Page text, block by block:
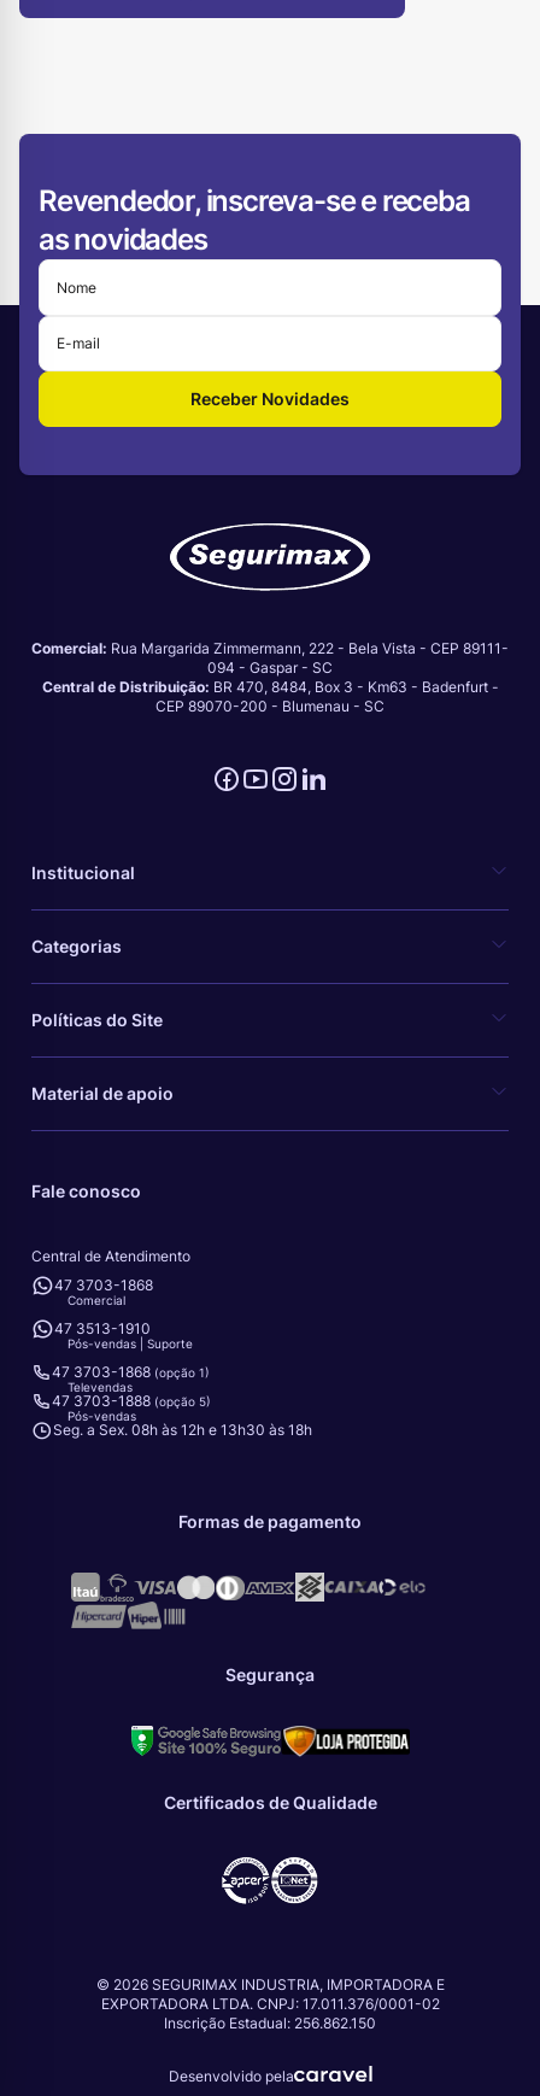
Revendedor, inscreva-se e receba
as novidades
Receber Novidades
Comercial: Rua Margarida Zimmermann, 222 - Bela Vista - CEP 89111-
094 - Gaspar - SC
Central de Distribuição: BR 470, 8484, Box 3 - Km63 - Badenfurt -
CEP 89070-200 - Blumenau - SC
Institucional
Categorias
Políticas do Site
Material de apoio
Fale conosco
Central de Atendimento
47 3703-1868
Comercial
47 3513-1910
Pós-vendas | Suporte
47 3703-1868 (opção 1)
Televendas
47 3703-1888 (opção 5)
Pós-vendas
Seg. a Sex. 08h às 12h e 13h30 às 18h
Formas de pagamento
Segurança
Certificados de Qualidade
© 2026 SEGURIMAX INDUSTRIA, IMPORTADORA E
EXPORTADORA LTDA. CNPJ: 17.011.376/0001-02
Inscrição Estadual: 256.862.150
Desenvolvido pela